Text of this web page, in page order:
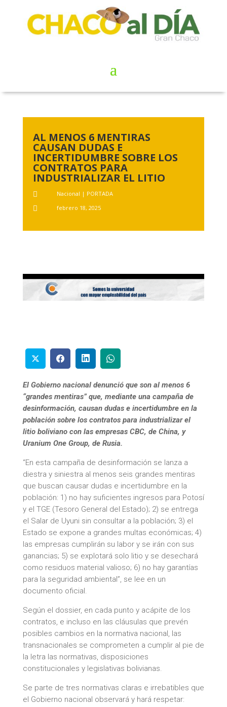
AL MENOS 6 MENTIRAS
CAUSAN DUDAS E
INCERTIDUMBRE SOBRE LOS
CONTRATOS PARA
INDUSTRIALIZAR EL LITIO
 Nacional | PORTADA
 febrero 18, 2025
El Gobierno nacional denunció que son al menos 6
“grandes mentiras” que, mediante una campaña de
desinformación, causan dudas e incertidumbre en la
población sobre los contratos para industrializar el
litio boliviano con las empresas CBC, de China, y
Uranium One Group, de Rusia.
“En esta campaña de desinformación se lanza a
diestra y siniestra al menos seis grandes mentiras
que buscan causar dudas e incertidumbre en la
población: 1) no hay suficientes ingresos para Potosí
y el TGE (Tesoro General del Estado); 2) se entrega
el Salar de Uyuni sin consultar a la población; 3) el
Estado se expone a grandes multas económicas; 4)
las empresas cumplirán su labor y se irán con sus
ganancias; 5) se explotará solo litio y se desechará
como residuos material valioso; 6) no hay garantías
para la seguridad ambiental”, se lee en un
documento oficial.
Según el dossier, en cada punto y acápite de los
contratos, e incluso en las cláusulas que prevén
posibles cambios en la normativa nacional, las
transnacionales se comprometen a cumplir al pie de
la letra las normativas, disposiciones
constitucionales y legislativas bolivianas.
Se parte de tres normativas claras e irrebatibles que
el Gobierno nacional observará y hará respetar: